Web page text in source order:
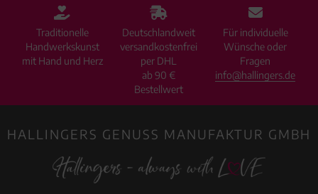
Traditionelle
Handwerkskunst
mit Hand und Herz
Deutschlandweit
versandkostenfrei
per DHL
ab 90 €
Bestellwert
Für individuelle
Wünsche oder
Fragen
info@hallingers.de
HALLINGERS GENUSS MANUFAKTUR GMBH